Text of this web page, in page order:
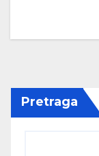
Pretraga